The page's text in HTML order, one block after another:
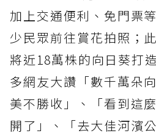
加上交通便利、免門票
少民眾前往賞花拍照；
將近18萬株的向日葵打
多網友大讚「數千萬朵
美不勝收」、「看到這
開了」、「去大佳河濱